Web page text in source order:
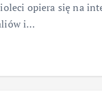
opiera się na
i…